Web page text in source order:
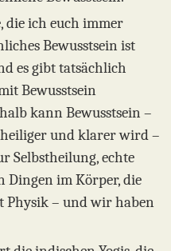
die ich euch immer
Bewusstsein ist
es gibt tatsächlich
Bewusstsein
kann Bewusstsein –
heiliger und klarer wird –
Selbstheilung, echte
Dingen im Körper, die
Physik – und wir haben